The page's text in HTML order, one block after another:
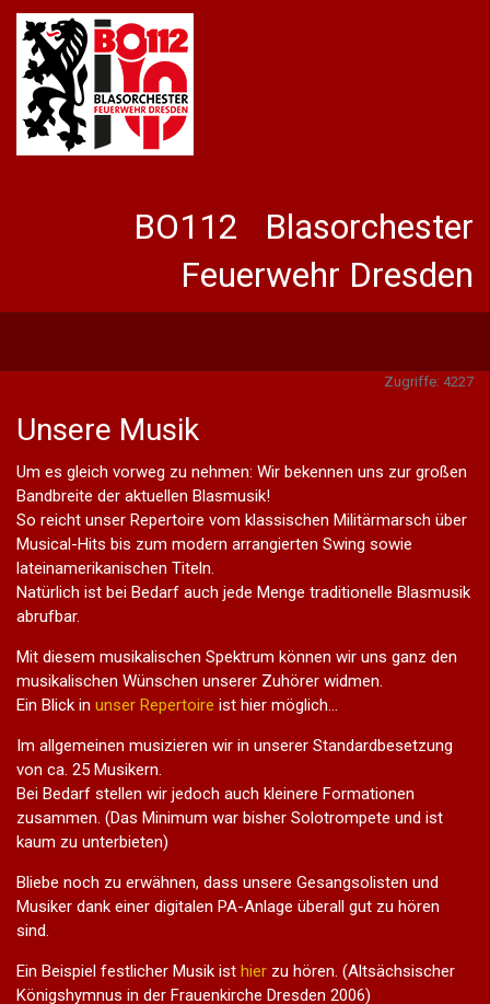
BO112 Blasorchester
Feuerwehr Dresden
Zugriffe: 4227
Unsere Musik
Um es gleich vorweg zu nehmen: Wir bekennen uns zur großen
Bandbreite der aktuellen Blasmusik!
So reicht unser Repertoire vom klassischen Militärmarsch über
Musical-Hits bis zum modern arrangierten Swing sowie
lateinamerikanischen Titeln.
Natürlich ist bei Bedarf auch jede Menge traditionelle Blasmusik
abrufbar.
Mit diesem musikalischen Spektrum können wir uns ganz den
musikalischen Wünschen unserer Zuhörer widmen.
Ein Blick in unser Repertoire ist hier möglich...
Im allgemeinen musizieren wir in unserer Standardbesetzung
von ca. 25 Musikern.
Bei Bedarf stellen wir jedoch auch kleinere Formationen
zusammen. (Das Minimum war bisher Solotrompete und ist
kaum zu unterbieten)
Bliebe noch zu erwähnen, dass unsere Gesangsolisten und
Musiker dank einer digitalen PA-Anlage überall gut zu hören
sind.
Ein Beispiel festlicher Musik ist hier zu hören. (Altsächsischer
Königshymnus in der Frauenkirche Dresden 2006)